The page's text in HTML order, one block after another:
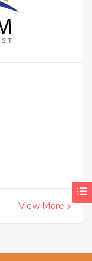
View More